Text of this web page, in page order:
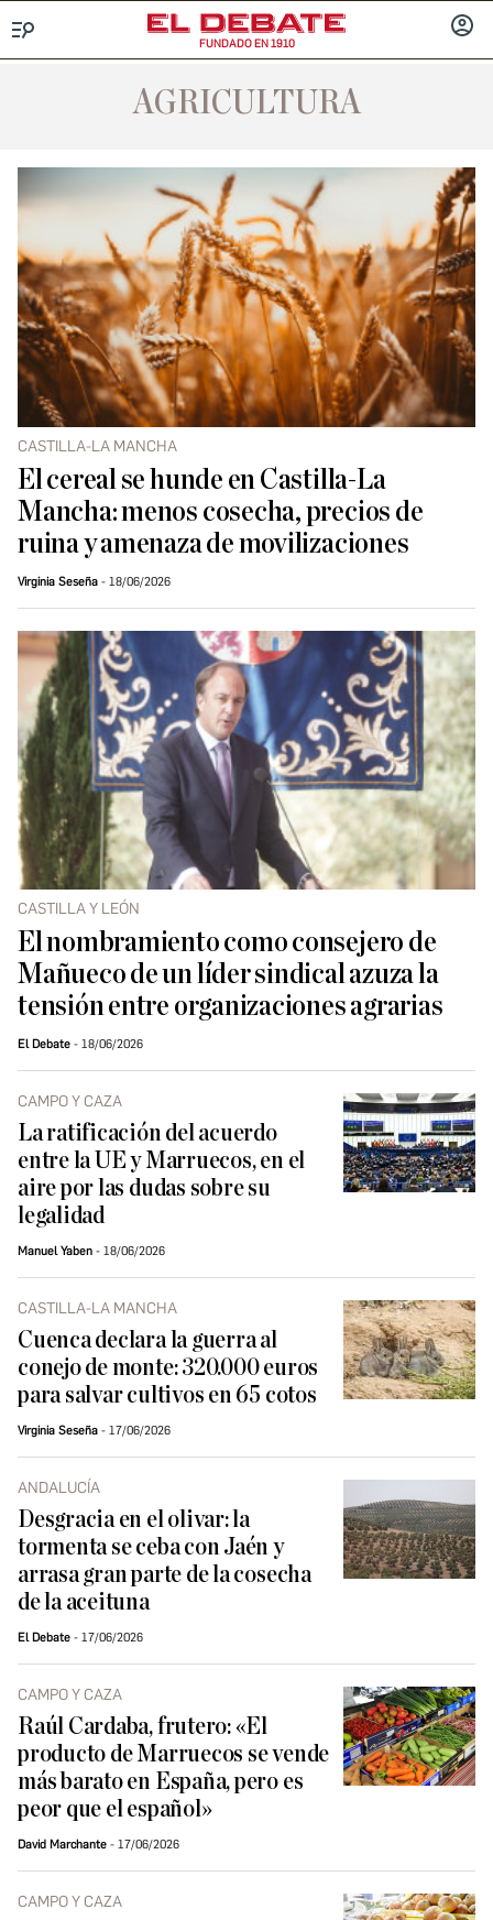
FUNDADO EN 1910
AGRICULTURA
CASTILLA-LA MANCHA
El cereal se hunde en Castilla-La
Mancha: menos cosecha, precios de
ruina y amenaza de movilizaciones
Virginia Seseña 18/06/2026
CASTILLA Y LEÓN
El nombramiento como consejero de
Mañueco de un líder sindical azuza la
tensión entre organizaciones agrarias
El Debate 18/06/2026
CAMPO Y CAZA
La ratificación del acuerdo
entre la UE y Marruecos, en el
aire por las dudas sobre su
legalidad
Manuel Yaben 18/06/2026
CASTILLA-LA MANCHA
Cuenca declara la guerra al
conejo de monte: 320.000 euros
para salvar cultivos en 65 cotos
Virginia Seseña 17/06/2026
ANDALUCÍA
Desgracia en el olivar: la
tormenta se ceba con Jaén y
arrasa gran parte de la cosecha
de la aceituna
El Debate 17/06/2026
CAMPO Y CAZA
Raúl Cardaba, frutero: «El
producto de Marruecos se vende
más barato en España, pero es
peor que el español»
David Marchante 17/06/2026
CAMPO Y CAZA